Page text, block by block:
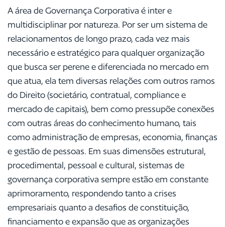
A área de Governança Corporativa é inter e
multidisciplinar por natureza. Por ser um sistema de
relacionamentos de longo prazo, cada vez mais
necessário e estratégico para qualquer organização
que busca ser perene e diferenciada no mercado em
que atua, ela tem diversas relações com outros ramos
do Direito (societário, contratual, compliance e
mercado de capitais), bem como pressupõe conexões
com outras áreas do conhecimento humano, tais
como administração de empresas, economia, finanças
e gestão de pessoas. Em suas dimensões estrutural,
procedimental, pessoal e cultural, sistemas de
governança corporativa sempre estão em constante
aprimoramento, respondendo tanto a crises
empresariais quanto a desafios de constituição,
financiamento e expansão que as organizações